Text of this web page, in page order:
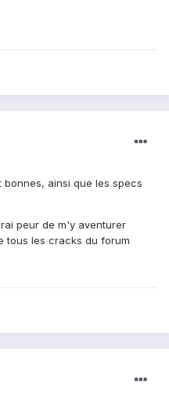
bonnes, ainsi que les specs
peur de m'y aventurer
tous les cracks du forum